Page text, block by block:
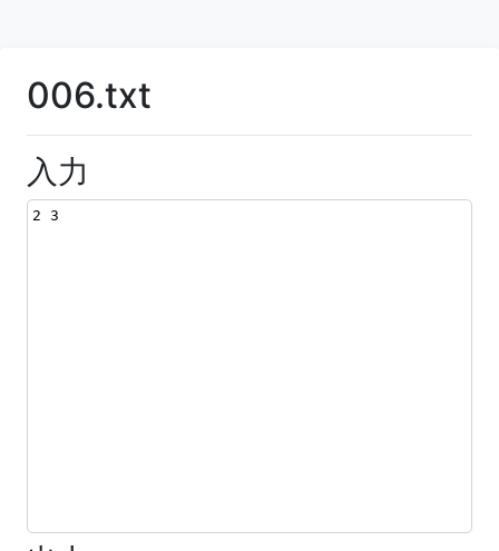
006.txt
入力
2 3